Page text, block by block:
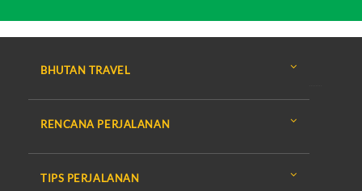
BHUTAN TRAVEL
RENCANA PERJALANAN
TIPS PERJALANAN